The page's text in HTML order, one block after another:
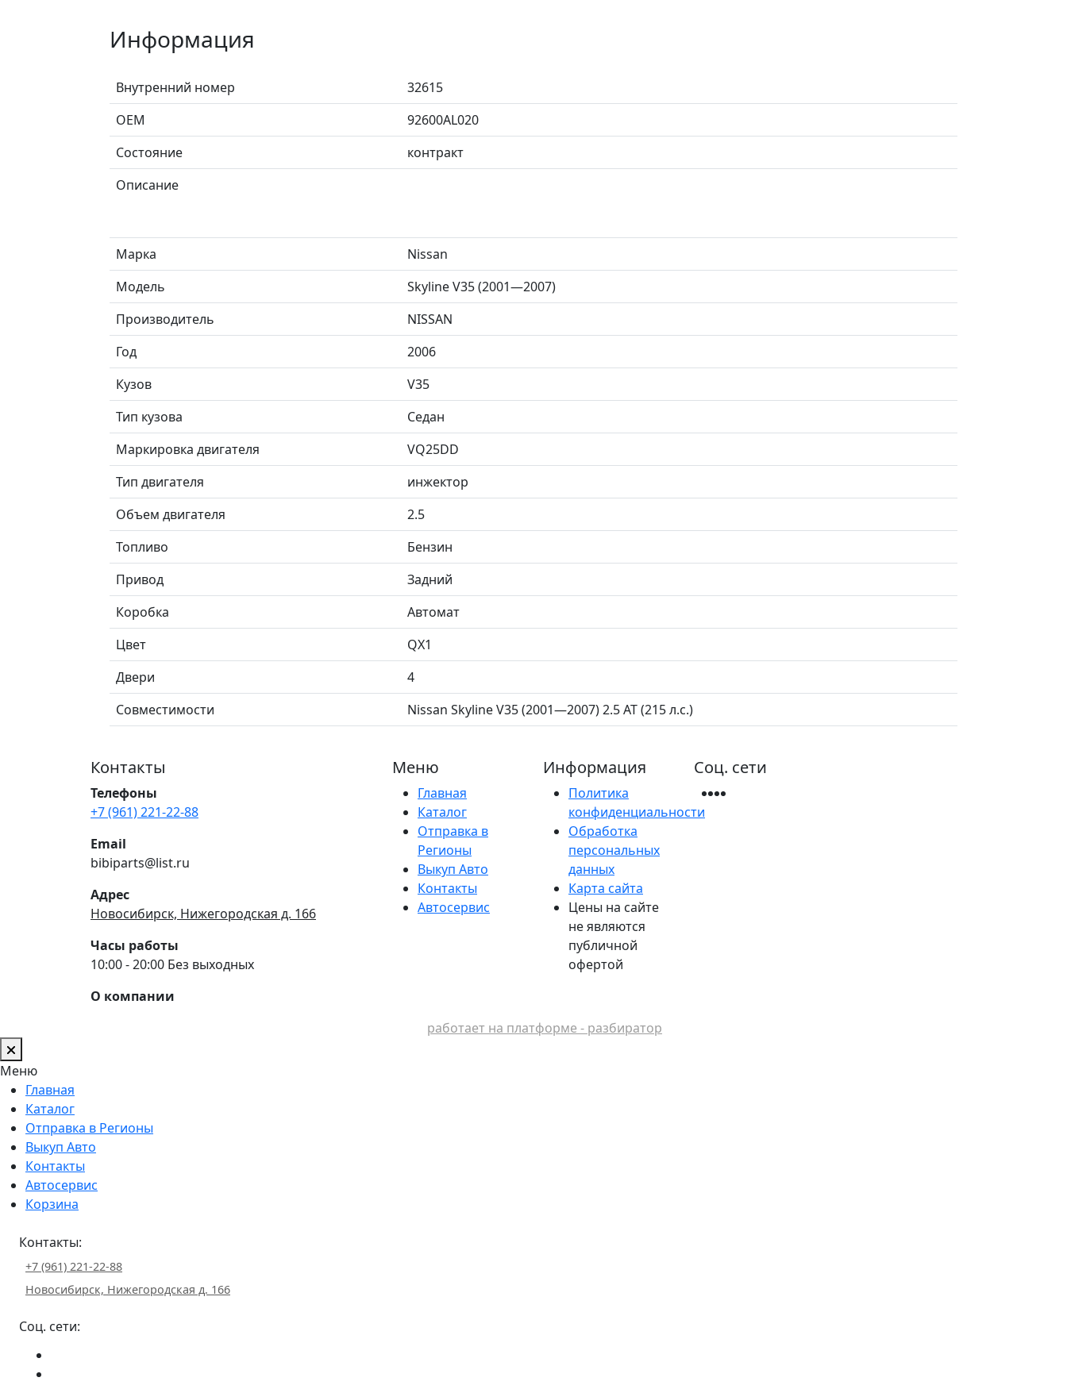
Информация
Внутренний номер
32615
ОЕМ
92600AL020
Состояние
контракт
Описание
Марка
Nissan
Модель
Skyline V35 (2001—2007)
Производитель
NISSAN
Год
2006
Кузов
V35
Тип кузова
Седан
Маркировка двигателя
VQ25DD
Тип двигателя
инжектор
Объем двигателя
2.5
Топливо
Бензин
Привод
Задний
Коробка
Автомат
Цвет
QX1
Двери
4
Совместимости
Nissan Skyline V35 (2001—2007) 2.5 AT (215 л.с.)
Контакты
Телефоны
+7 (961) 221-22-88
Email
bibiparts@list.ru
Адрес
Новосибирск, Нижегородская д. 166
Часы работы
10:00 - 20:00 Без выходных
О компании
Меню
Главная
Каталог
Отправка в
Регионы
Выкуп Авто
Контакты
Автосервис
Информация
Политика
конфиденциальности
Обработка
персональных
данных
Карта сайта
Цены на сайте
не являются
публичной
офертой
Соц. сети
работает на платформе - разбиратор
Меню
Главная
Каталог
Отправка в Регионы
Выкуп Авто
Контакты
Автосервис
Корзина
Контакты:
+7 (961) 221-22-88
Новосибирск, Нижегородская д. 166
Соц. сети: